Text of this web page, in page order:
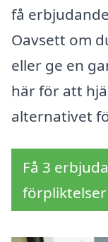
få
Oavsett om
eller ge en
här för att
alternativet
Få 3
förpliktelser